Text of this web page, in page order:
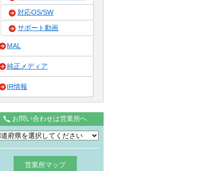
対応OS/SW
サポート動画
MAL
純正メディア
IR情報
お問い合わせは営業所へ
営業所マップ